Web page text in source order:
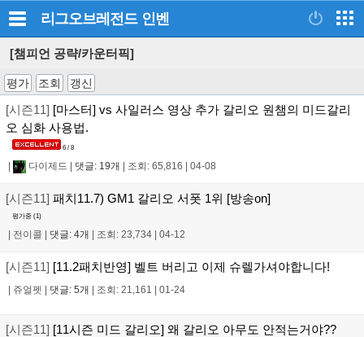
리그오브레전드 인벤
[챔피언 공략/카운터픽]
평가 조회 갱신
[시즌11] [마스터] vs 사일러스 영상 추가 갈리오 원챔의 미드갈리
오 심화 사용법.
6 / 8
다이제드 댓글: 19개 조회: 65,816 04-08
[시즌11] 패치11.7) GM1 갈리오 서폿 1위 [방송on]
평가중 (1)
| 전이콜 | 댓글: 4개 | 조회: 23,734 | 04-12
[시즌11] [11.2패치반영] 벨트 버리고 이제 슈렐가셔야합니다!
| 쥬얼펫 | 댓글: 5개 | 조회: 21,161 | 01-24
[시즌11] [11시즌 미드 갈리오] 왜 갈리오 아무도 안적는거야??